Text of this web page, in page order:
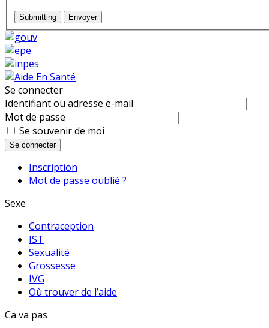
Submitting Envoyer
Se connecter
Identifiant ou adresse e-mail
Mot de passe
Se souvenir de moi
Se connecter
Inscription
Mot de passe oublié ?
Sexe
Contraception
IST
Sexualité
Grossesse
IVG
Où trouver de l’aide
Ca va pas